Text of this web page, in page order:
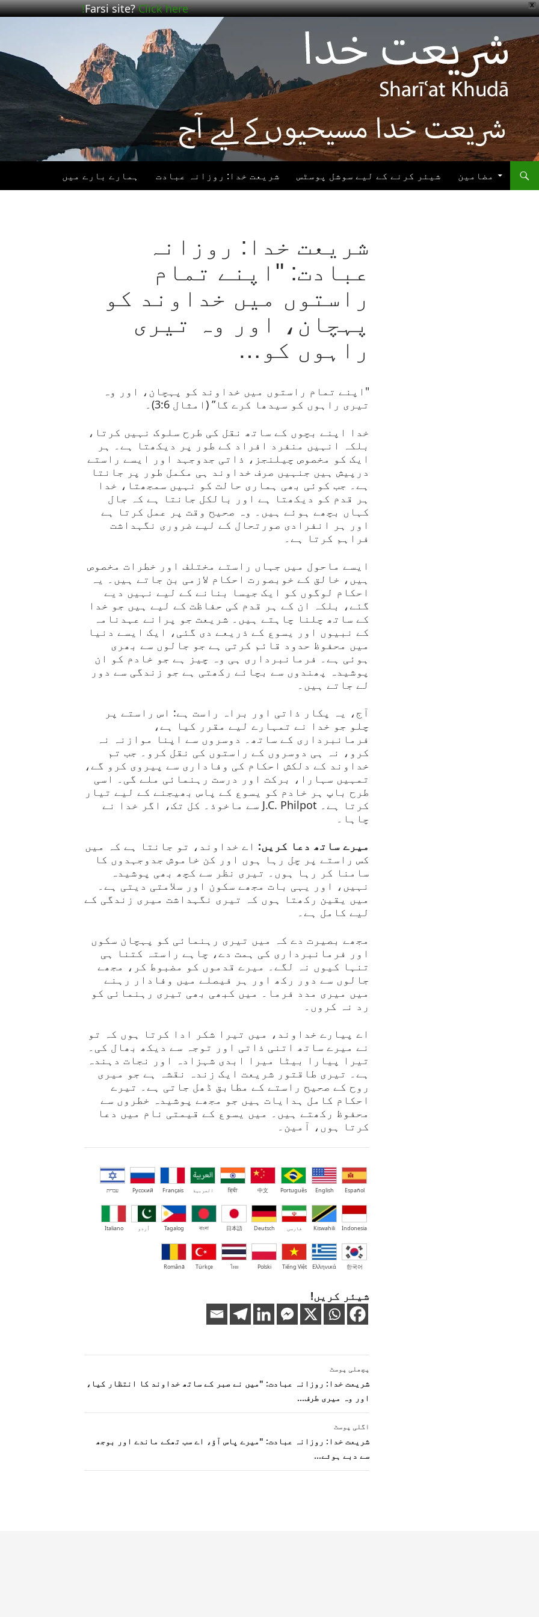
X
Farsi site?Click here!
مواد
پر
جائیں
مضامین شیئر کرنے کے لیے سوشل پوسٹس شریعت خدا: روزانہ عبادت ہمارے بارے میں
شریعت خدا: روزانہ
عبادت: "اپنے تمام
راستوں میں خداوند کو
پہچان، اور وہ تیری
راہوں کو…
"اپنے تمام راستوں میں خداوند کو پہچان، اور وہ
تیری راہوں کو سیدھا کرے گا” (امثال 3:6)۔
خدا اپنے بچوں کے ساتھ نقل کی طرح سلوک نہیں کرتا،
بلکہ انہیں منفرد افراد کے طور پر دیکھتا ہے۔ ہر
ایک کو مخصوص چیلنجز، ذاتی جدوجہد اور ایسے راستے
درپیش ہیں جنہیں صرف خداوند ہی مکمل طور پر جانتا
ہے۔ جب کوئی بھی ہماری حالت کو نہیں سمجھتا، خدا
ہر قدم کو دیکھتا ہے اور بالکل جانتا ہے کہ جال
کہاں بچھے ہوئے ہیں۔ وہ صحیح وقت پر عمل کرتا ہے
اور ہر انفرادی صورتحال کے لیے ضروری نگہداشت
فراہم کرتا ہے۔
ایسے ماحول میں جہاں راستے مختلف اور خطرات مخصوص
ہیں، خالق کے خوبصورت احکام لازمی بن جاتے ہیں۔ یہ
احکام لوگوں کو ایک جیسا بنانے کے لیے نہیں دیے
گئے، بلکہ ان کے ہر قدم کی حفاظت کے لیے ہیں جو خدا
کے ساتھ چلنا چاہتے ہیں۔ شریعت جو پرانے عہدنامہ
کے نبیوں اور یسوع کے ذریعے دی گئی، ایک ایسے دنیا
میں محفوظ حدود قائم کرتی ہے جو جالوں سے بھری
ہوئی ہے۔ فرمانبرداری ہی وہ چیز ہے جو خادم کو ان
پوشیدہ پھندوں سے بچائے رکھتی ہے جو زندگی سے دور
لے جاتے ہیں۔
آج، یہ پکار ذاتی اور براہ راست ہے: اس راستے پر
چلو جو خدا نے تمہارے لیے مقرر کیا ہے،
فرمانبرداری کے ساتھ۔ دوسروں سے اپنا موازنہ نہ
کرو، نہ ہی دوسروں کے راستوں کی نقل کرو۔ جب تم
خداوند کے دلکش احکام کی وفاداری سے پیروی کرو گے،
تمہیں سہارا، برکت اور درست رہنمائی ملے گی۔ اسی
طرح باپ ہر خادم کو یسوع کے پاس بھیجنے کے لیے تیار
کرتا ہے۔ J.C. Philpot سے ماخوذ۔ کل تک، اگر خدا نے
چاہا۔
میرے ساتھ دعا کریں: اے خداوند، تو جانتا ہے کہ میں
کس راستے پر چل رہا ہوں اور کن خاموش جدوجہدوں کا
سامنا کر رہا ہوں۔ تیری نظر سے کچھ بھی پوشیدہ
نہیں، اور یہی بات مجھے سکون اور سلامتی دیتی ہے۔
میں یقین رکھتا ہوں کہ تیری نگہداشت میری زندگی کے
لیے کامل ہے۔
مجھے بصیرت دے کہ میں تیری رہنمائی کو پہچان سکوں
اور فرمانبرداری کی ہمت دے، چاہے راستہ کتنا ہی
تنہا کیوں نہ لگے۔ میرے قدموں کو مضبوط کر، مجھے
جالوں سے دور رکھ اور ہر فیصلے میں وفادار رہنے
میں میری مدد فرما۔ میں کبھی بھی تیری رہنمائی کو
رد نہ کروں۔
اے پیارے خداوند، میں تیرا شکر ادا کرتا ہوں کہ تو
نے میرے ساتھ اتنی ذاتی اور توجہ سے دیکھ بھال کی۔
تیرا پیارا بیٹا میرا ابدی شہزادہ اور نجات دہندہ
ہے۔ تیری طاقتور شریعت ایک زندہ نقشہ ہے جو میری
روح کے صحیح راستے کے مطابق ڈھل جاتی ہے۔ تیرے
احکام کامل ہدایات ہیں جو مجھے پوشیدہ خطروں سے
محفوظ رکھتے ہیں۔ میں یسوع کے قیمتی نام میں دعا
کرتا ہوں، آمین۔
Español
English
Português
中文
हिंदी العربية Français
Русский עברית
Indonesia
Kiswahili فارسی Deutsch
日本語
বাংলা
Tagalog اُردو Italiano
한국어
Ελληνικά
Tiếng Việt
Polski
ไทย
Türkçe
Română
شیئر کریں!
پوسٹوں
کی
نیویگیشن
پچھلی پوسٹ
شریعت خدا: روزانہ عبادت: "میں نے صبر کے ساتھ خداوند کا انتظار کیا،
اور وہ میری طرف…
اگلی پوسٹ
شریعت خدا: روزانہ عبادت: "میرے پاس آؤ، اے سب تھکے ماندے اور بوجھ
سے دبے ہوئے…